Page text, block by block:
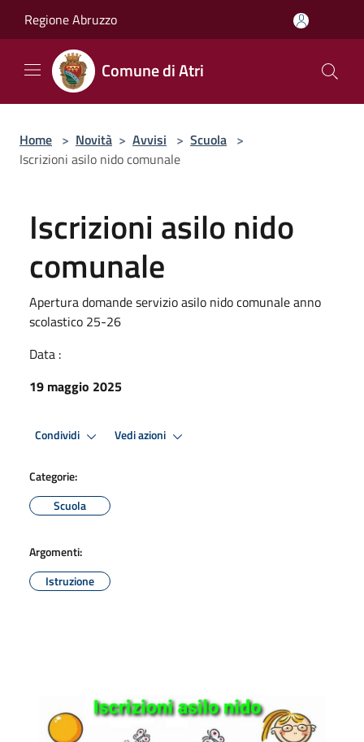
Regione Abruzzo
Comune di Atri
Home > Novità > Avvisi > Scuola >
Iscrizioni asilo nido comunale
Iscrizioni asilo nido
comunale
Apertura domande servizio asilo nido comunale anno
scolastico 25-26
Data :
19 maggio 2025
Condividi Vedi azioni
Categorie:
Scuola
Argomenti:
Istruzione